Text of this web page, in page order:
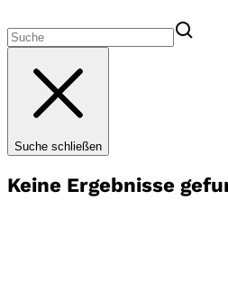
Suche schließen
Keine Ergebnisse